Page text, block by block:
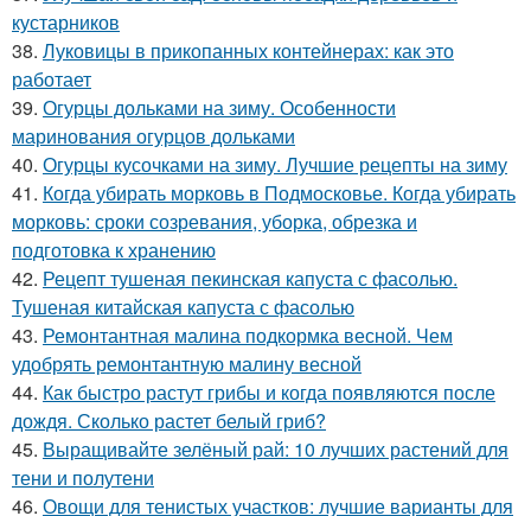
кустарников
38. Луковицы в прикопанных контейнерах: как это
работает
39. Огурцы дольками на зиму. Особенности
маринования огурцов дольками
40. Огурцы кусочками на зиму. Лучшие рецепты на зиму
41. Когда убирать морковь в Подмосковье. Когда убирать
морковь: сроки созревания, уборка, обрезка и
подготовка к хранению
42. Рецепт тушеная пекинская капуста с фасолью.
Тушеная китайская капуста с фасолью
43. Ремонтантная малина подкормка весной. Чем
удобрять ремонтантную малину весной
44. Как быстро растут грибы и когда появляются после
дождя. Сколько растет белый гриб?
45. Выращивайте зелёный рай: 10 лучших растений для
тени и полутени
46. Овощи для тенистых участков: лучшие варианты для